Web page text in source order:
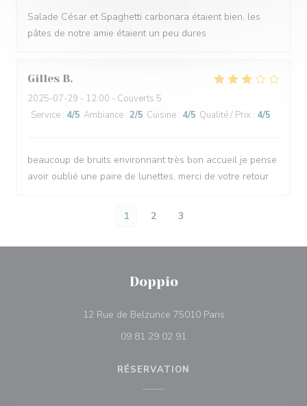
Salade César et Spaghetti carbonara étaient bien, les
pâtes de notre amie étaient un peu dures
Gilles B
2025-07-29 - 12:00 - Couverts 5
Service : 4/5 Ambiance : 2/5 Cuisine : 4/5 Qualité / Prix : 4/5
beaucoup de bruits environnant très bon accueil je pense
avoir oublié une paire de lunettes, merci de votre retour
1 2 3
Doppio
12 Rue de Belzunce 75010 Paris((ouvre une
09 81 29 02 91
RÉSERVATION